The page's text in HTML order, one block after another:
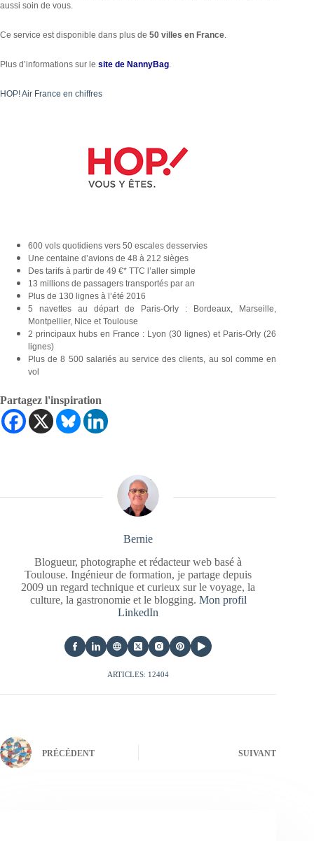
aussi soin de vous.
Ce service est disponible dans plus de 50 villes en France.
Plus d’informations sur le site de NannyBag.
HOP! Air France en chiffres
600 vols quotidiens vers 50 escales desservies
Une centaine d’avions de 48 à 212 sièges
Des tarifs à partir de 49 €* TTC l’aller simple
13 millions de passagers transportés par an
Plus de 130 lignes à l’été 2016
5 navettes au départ de Paris-Orly : Bordeaux, Marseille,
Montpellier, Nice et Toulouse
2 principaux hubs en France : Lyon (30 lignes) et Paris-Orly (26
lignes)
Plus de 8 500 salariés au service des clients, au sol comme en
vol
Partagez l'inspiration
Bernie
Blogueur, photographe et rédacteur web basé à
Toulouse. Ingénieur de formation, je partage depuis
2009 un regard technique et curieux sur le voyage, la
culture, la gastronomie et le blogging. Mon profil
LinkedIn
ARTICLES: 12404
PRÉCÉDENT SUIVANT